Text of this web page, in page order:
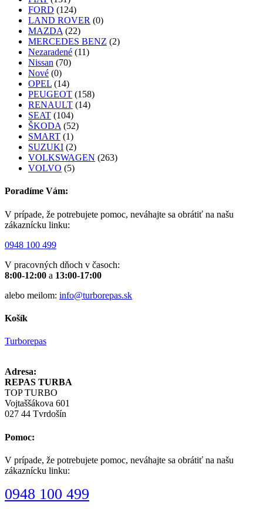
FORD (124)
LAND ROVER (0)
MAZDA (22)
MERCEDES BENZ (2)
Nezaradené (11)
Nissan (70)
Nové (0)
OPEL (14)
PEUGEOT (158)
RENAULT (14)
SEAT (104)
ŠKODA (52)
SMART (1)
SUZUKI (2)
VOLKSWAGEN (263)
VOLVO (5)
Poradíme Vám:
V prípade, že potrebujete pomoc, neváhajte sa obrátiť na našu
zákaznícku linku:
0948 100 499
V pracovných dňoch v časoch:
8:00-12:00 a 13:00-17:00
alebo meilom: info@turborepas.sk
Košík
Turborepas
Adresa:
REPAS TURBA
TOP TURBO
Vojtaššákova 601
027 44 Tvrdošín
Pomoc:
V prípade, že potrebujete pomoc, neváhajte sa obrátiť na našu
zákaznícku linku:
0948 100 499